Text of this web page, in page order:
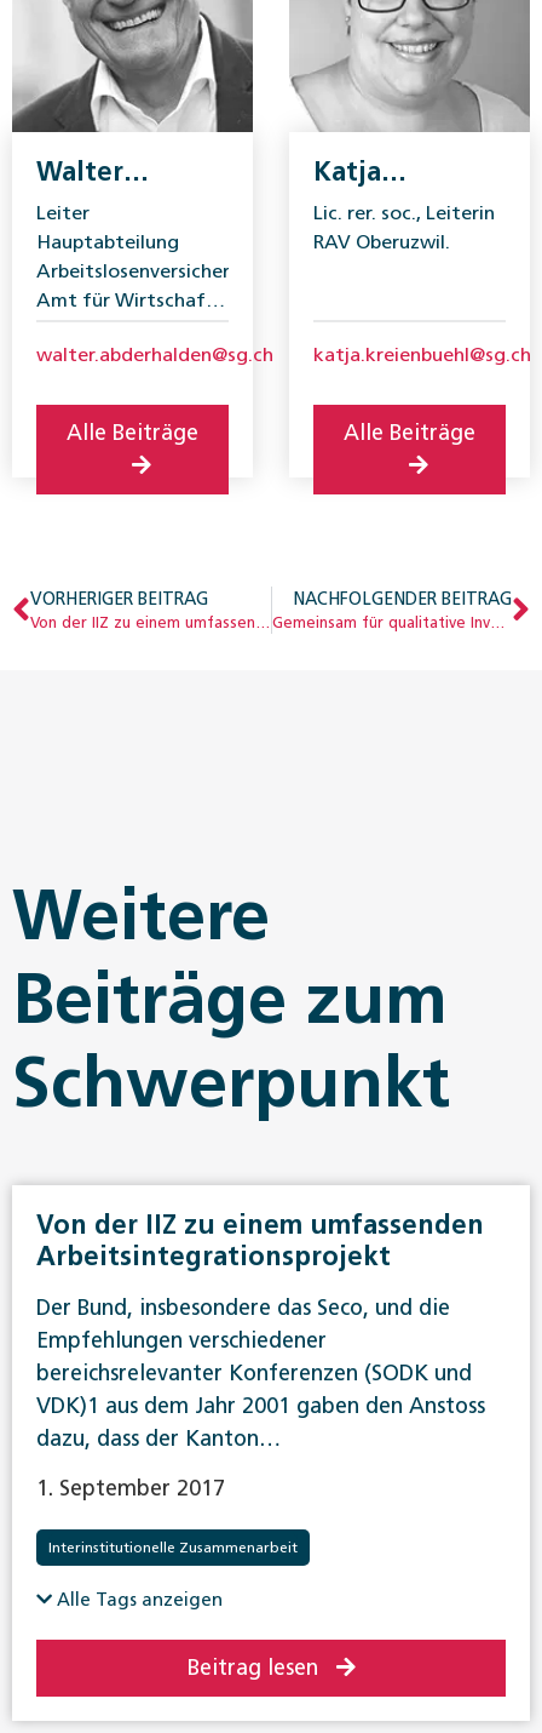
Walter
Abderhalden
Leiter
Hauptabteilung
Arbeitslosenversicherung,
Amt für Wirtschaft
walter.abderhalden@sg.ch
Alle Beiträge
Katja
Kreienbühl
Lic. rer. soc., Leiterin
RAV Oberuzwil.
katja.kreienbuehl@sg.ch
Alle Beiträge
VORHERIGER BEITRAG
Von der IIZ zu einem umfassenden Arbeitsintegrationsprojekt
NACHFOLGENDER BEITRAG
Gemeinsam für qualitative Investitionen in die frühe Kindheit
Weitere
Beiträge zum
Schwerpunkt
Von der IIZ zu einem umfassenden
Arbeitsintegrationsprojekt
Der Bund, insbesondere das Seco, und die
Empfehlungen verschiedener
bereichsrelevanter Konferenzen (SODK und
VDK)1 aus dem Jahr 2001 gaben den Anstoss
dazu, dass der Kanton…
1. September 2017
Interinstitutionelle Zusammenarbeit
Alle Tags anzeigen
Beitrag lesen